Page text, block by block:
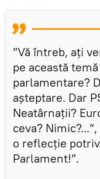
”Vă întreb, ați
pe această
parlamentare?
așteptare. Dar
Neatârnații?
ceva?
o reflecție
Parlament!”.